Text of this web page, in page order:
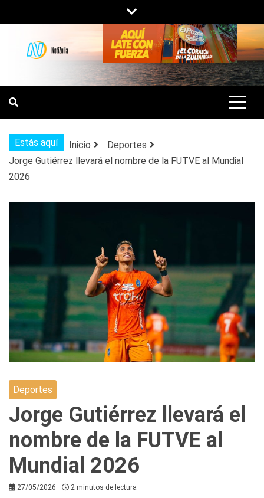
al
contenido
NOTIZULIA
NOTICIAS DEL ZULIA, VENEZUELA Y
DE INTERÉS GENERAL.
Estás aquí Inicio
Deportes
Jorge Gutiérrez llevará el nombre de la FUTVE al Mundial
2026
Deportes
Jorge Gutiérrez llevará el
nombre de la FUTVE al
Mundial 2026
27/05/2026 2 minutos de lectura